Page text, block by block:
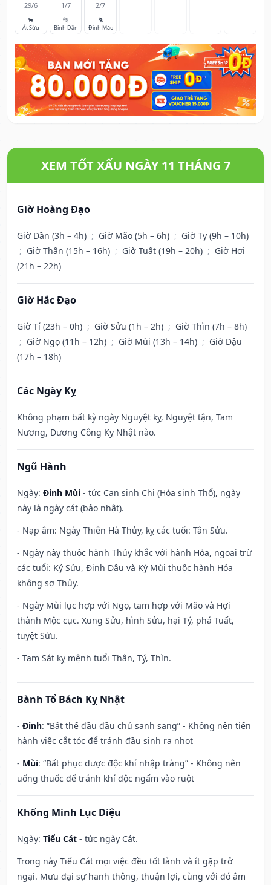
29/6
🐂
Ất Sửu
1/7
🐅
Bính Dần
2/7
🐈
Đinh Mão
XEM TỐT XẤU NGÀY 11 THÁNG 7
Giờ Hoàng Đạo
Giờ Dần (3h – 4h) ; Giờ Mão (5h – 6h) ; Giờ Tỵ (9h – 10h)
; Giờ Thân (15h – 16h) ; Giờ Tuất (19h – 20h) ; Giờ Hợi
(21h – 22h)
Giờ Hắc Đạo
Giờ Tí (23h – 0h) ; Giờ Sửu (1h – 2h) ; Giờ Thìn (7h – 8h)
; Giờ Ngọ (11h – 12h) ; Giờ Mùi (13h – 14h) ; Giờ Dậu
(17h – 18h)
Các Ngày Kỵ
Không phạm bất kỳ ngày Nguyệt kỵ, Nguyệt tận, Tam
Nương, Dương Công Kỵ Nhật nào.
Ngũ Hành
Ngày: Đinh Mùi - tức Can sinh Chi (Hỏa sinh Thổ), ngày
này là ngày cát (bảo nhật).
- Nạp âm: Ngày Thiên Hà Thủy, kỵ các tuổi: Tân Sửu.
- Ngày này thuộc hành Thủy khắc với hành Hỏa, ngoại trừ
các tuổi: Kỷ Sửu, Đinh Dậu và Kỷ Mùi thuộc hành Hỏa
không sợ Thủy.
- Ngày Mùi lục hợp với Ngọ, tam hợp với Mão và Hợi
thành Mộc cục. Xung Sửu, hình Sửu, hại Tý, phá Tuất,
tuyệt Sửu.
- Tam Sát kỵ mệnh tuổi Thân, Tý, Thìn.
Bành Tổ Bách Kỵ Nhật
- Đinh: “Bất thế đầu đầu chủ sanh sang” - Không nên tiến
hành việc cắt tóc để tránh đầu sinh ra nhọt
- Mùi: “Bất phục dược độc khí nhập tràng” - Không nên
uống thuốc để tránh khí độc ngấm vào ruột
Khổng Minh Lục Diệu
Ngày: Tiểu Cát - tức ngày Cát.
Trong này Tiểu Cát mọi việc đều tốt lành và ít gặp trở
ngại. Mưu đại sự hanh thông, thuận lợi, cùng với đó âm